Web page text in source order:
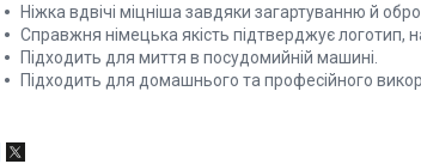
Ніжка вдвічі міцніша завдяки загартуванню й
Справжня німецька якість підтверджує логотип,
Підходить для миття в посудомийній машині.
Підходить для домашнього та професійного